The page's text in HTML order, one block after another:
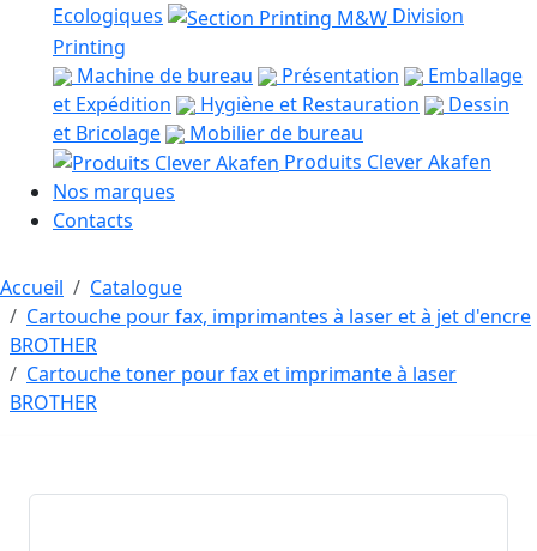
Ecologiques
Division
Printing
Machine de bureau
Présentation
Emballage
et Expédition
Hygiène et Restauration
Dessin
et Bricolage
Mobilier de bureau
Produits Clever Akafen
Nos marques
Contacts
Accueil
Catalogue
Cartouche pour fax, imprimantes à laser et à jet d'encre
BROTHER
Cartouche toner pour fax et imprimante à laser
BROTHER